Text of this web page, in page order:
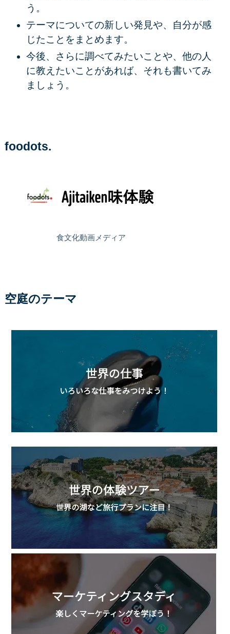
う。
テーマについての新しい発見や、自分が感
じたことをまとめます。
今後、さらに調べてみたいことや、他の人
に教えたいことがあれば、それも書いてみ
ましょう。
foodots.
食文化動画メディア
空庭のテーマ